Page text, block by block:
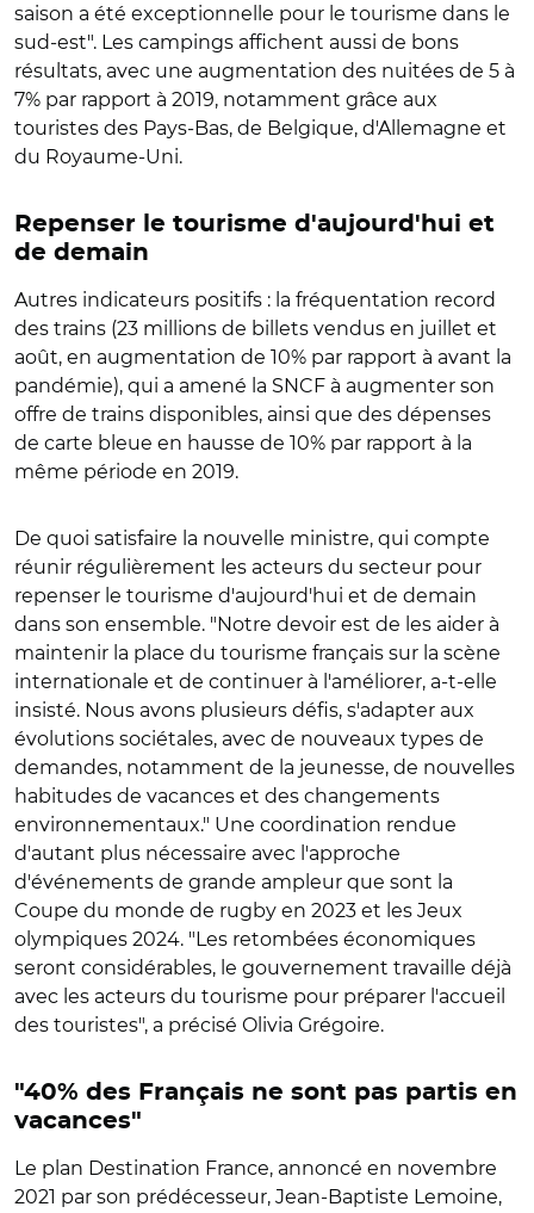
saison a été exceptionnelle pour le tourisme dans le
sud-est". Les campings affichent aussi de bons
résultats, avec une augmentation des nuitées de 5 à
7% par rapport à 2019, notamment grâce aux
touristes des Pays-Bas, de Belgique, d'Allemagne et
du Royaume-Uni.
Repenser le tourisme d'aujourd'hui et
de demain
Autres indicateurs positifs : la fréquentation record
des trains (23 millions de billets vendus en juillet et
août, en augmentation de 10% par rapport à avant la
pandémie), qui a amené la SNCF à augmenter son
offre de trains disponibles, ainsi que des dépenses
de carte bleue en hausse de 10% par rapport à la
même période en 2019.
De quoi satisfaire la nouvelle ministre, qui compte
réunir régulièrement les acteurs du secteur pour
repenser le tourisme d'aujourd'hui et de demain
dans son ensemble. "Notre devoir est de les aider à
maintenir la place du tourisme français sur la scène
internationale et de continuer à l'améliorer, a-t-elle
insisté. Nous avons plusieurs défis, s'adapter aux
évolutions sociétales, avec de nouveaux types de
demandes, notamment de la jeunesse, de nouvelles
habitudes de vacances et des changements
environnementaux." Une coordination rendue
d'autant plus nécessaire avec l'approche
d'événements de grande ampleur que sont la
Coupe du monde de rugby en 2023 et les Jeux
olympiques 2024. "Les retombées économiques
seront considérables, le gouvernement travaille déjà
avec les acteurs du tourisme pour préparer l'accueil
des touristes", a précisé Olivia Grégoire.
"40% des Français ne sont pas partis en
vacances"
Le plan Destination France, annoncé en novembre
2021 par son prédécesseur, Jean-Baptiste Lemoine,